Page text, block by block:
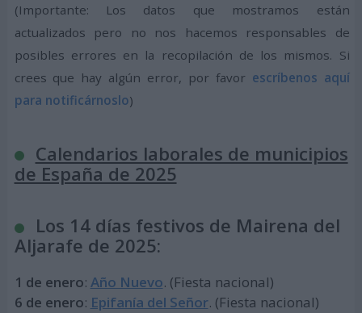
(Importante: Los datos que mostramos están
actualizados pero no nos hacemos responsables de
posibles errores en la recopilación de los mismos. Si
crees que hay algún error, por favor escríbenos aquí
para notificárnoslo)
Calendarios laborales de municipios
de España de 2025
Los 14 días festivos de Mairena del
Aljarafe de 2025:
1 de enero: Año Nuevo. (Fiesta nacional)
6 de enero: Epifanía del Señor. (Fiesta nacional)